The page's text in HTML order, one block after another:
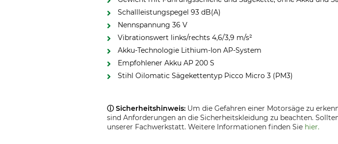
Schallleistungspegel 93 dB(A)
Nennspannung 36 V
Vibrationswert links/rechts 4,6/3,9 m/s²
Akku-Technologie Lithium-Ion AP-System
Empfohlener Akku AP 200 S
Stihl Oilomatic Sägekettentyp Picco Micro 3 (PM3)
ⓘ Sicherheitshinweis: Um die Gefahren einer Motorsäge zu
sind Anforderungen an die Sicherheitskleidung zu beachten.
unserer Fachwerkstatt. Weitere Informationen finden Sie hier.